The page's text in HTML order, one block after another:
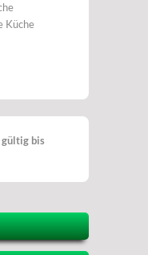
Küche
bis